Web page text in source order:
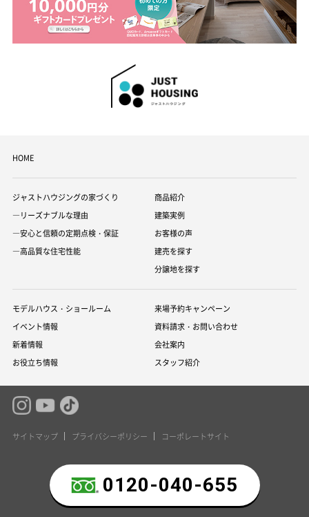
HOME
ジャストハウジングの家づくり
―リーズナブルな理由
―安心と信頼の定期点検・保証
―高品質な住宅性能
商品紹介
建築実例
お客様の声
建売を探す
分譲地を探す
モデルハウス・ショールーム
イベント情報
新着情報
お役立ち情報
来場予約キャンペーン
資料請求・お問い合わせ
会社案内
スタッフ紹介
サイトマップ プライバシーポリシー コーポレートサイト
0120-040-655